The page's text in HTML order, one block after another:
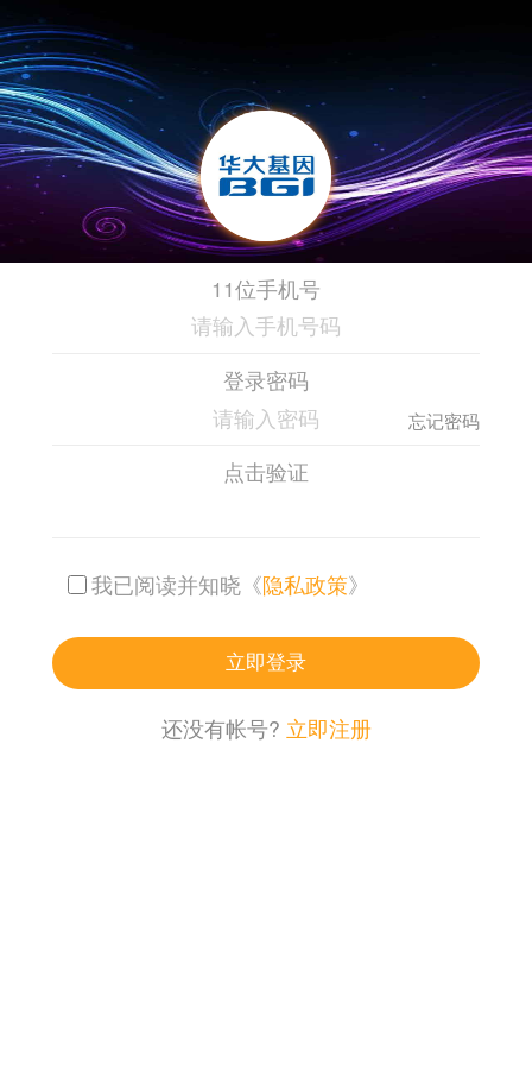
11位手机号
登录密码
忘记密码
点击验证
我已阅读并知晓《隐私政策》
立即登录
还没有帐号? 立即注册